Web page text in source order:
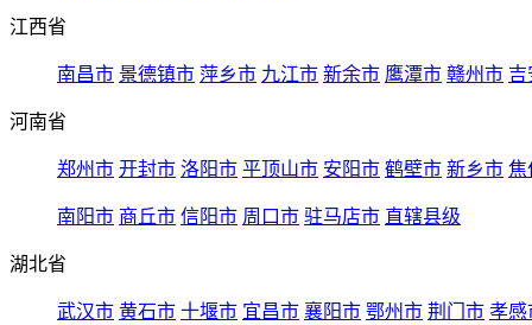
江西省
南昌市 景德镇市 萍乡市 九江市 新余市 鹰潭市 赣州市 吉
河南省
郑州市 开封市 洛阳市 平顶山市 安阳市 鹤壁市 新乡市 焦
南阳市 商丘市 信阳市 周口市 驻马店市 直辖县级
湖北省
武汉市 黄石市 十堰市 宜昌市 襄阳市 鄂州市 荆门市 孝感